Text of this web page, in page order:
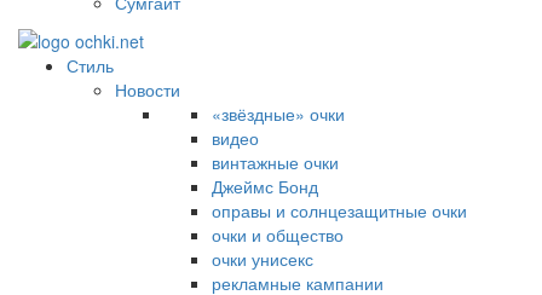
Стиль
Новости
«звёздные» очки
видео
винтажные очки
Джеймс Бонд
оправы и солнцезащитные очки
очки и общество
очки унисекс
рекламные кампании